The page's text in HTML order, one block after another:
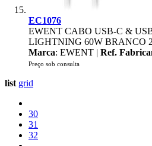
EC1076
EWENT CABO USB-C &
LIGHTNING 60W BRANCO
Marca: EWENT | Ref.
Preço sob consulta
list grid
30
31
32